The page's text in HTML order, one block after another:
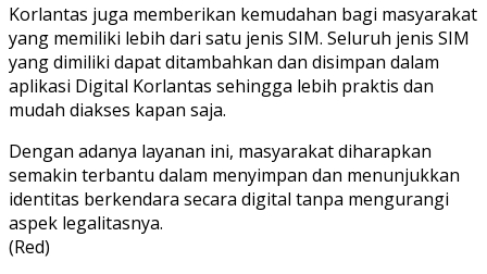
Korlantas juga memberikan kemudahan bagi masyarakat
yang memiliki lebih dari satu jenis SIM. Seluruh jenis SIM
yang dimiliki dapat ditambahkan dan disimpan dalam
aplikasi Digital Korlantas sehingga lebih praktis dan
mudah diakses kapan saja.
Dengan adanya layanan ini, masyarakat diharapkan
semakin terbantu dalam menyimpan dan menunjukkan
identitas berkendara secara digital tanpa mengurangi
aspek legalitasnya.
(Red)